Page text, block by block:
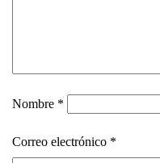
Nombre *
Correo electrónico *